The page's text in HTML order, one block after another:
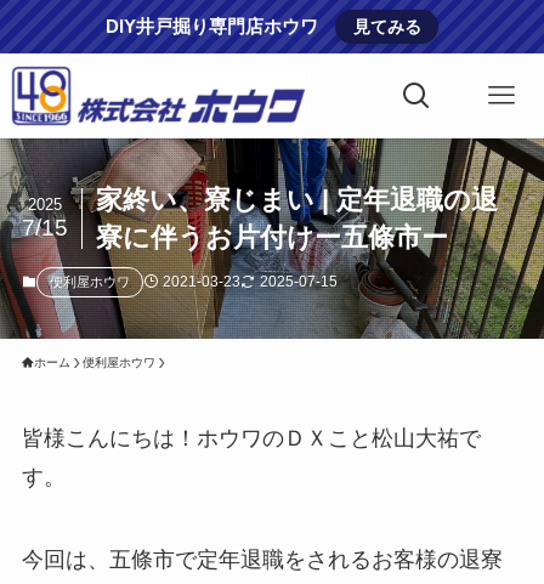
DIY井戸掘り専門店ホウワ 見てみる
家終い、寮じまい | 定年退職の退
寮に伴うお片付けー五條市ー
2025
7/15
便利屋ホウワ 2021-03-23 2025-07-15
ホーム 便利屋ホウワ
皆様こんにちは！ホウワのＤＸこと松山大祐で
す。
今回は、五條市で定年退職をされるお客様の退寮